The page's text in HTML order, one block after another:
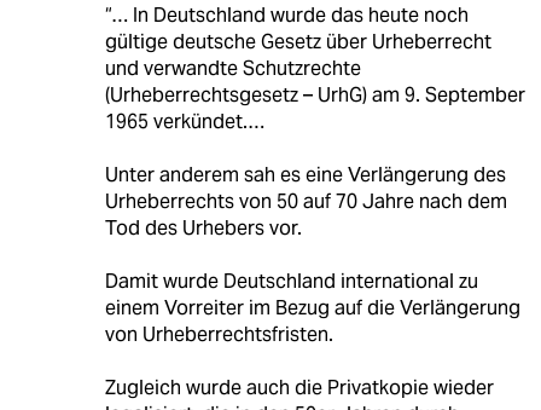
“… In Deutschland wurde das heute noch
gültige deutsche Gesetz über Urheberrecht
und verwandte Schutzrechte
(Urheberrechtsgesetz – UrhG) am 9. September
1965 verkündet.…
Unter anderem sah es eine Verlängerung des
Urheberrechts von 50 auf 70 Jahre nach dem
Tod des Urhebers vor.
Damit wurde Deutschland international zu
einem Vorreiter im Bezug auf die Verlängerung
von Urheberrechtsfristen.
Zugleich wurde auch die Privatkopie wieder